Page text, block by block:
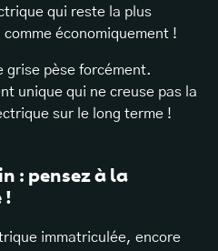
qui reste la plus
économiquement !
grise pèse forcément.
unique qui ne creuse pas la
sur le long terme !
: pensez à la
!
immatriculée, encore